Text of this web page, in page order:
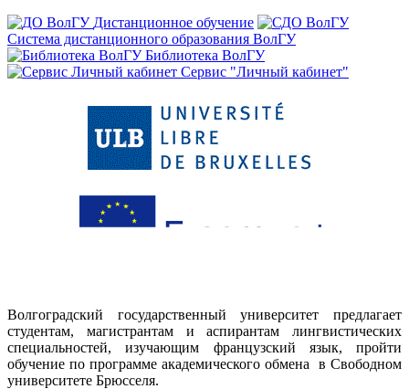
Дистанционное обучение
Система дистанционного образования ВолГУ
Библиотека ВолГУ
Сервис "Личный кабинет"
Волгоградский государственный университет предлагает
студентам, магистрантам и аспирантам лингвистических
специальностей, изучающим французский язык, пройти
обучение по программе академического обмена в Свободном
университете Брюсселя.